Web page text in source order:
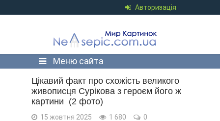
Авторизація
Меню сайта
Цікавий факт про схожість великого
живописця Сурікова з героєм його ж
картини ⁠⁠ (2 фото)
15 жовтня 2025 1 680
0